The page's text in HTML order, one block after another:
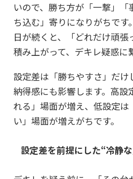
いので、勝ち方が「一撃」「
ち込む」寄りになりがちです
日が続くと、「どれだけ頑張
積み上がって、デキレ疑惑に
設定差は「勝ちやすさ」だけ
納得感にも影響します。高設
れる」場面が増え、低設定は
い」場面が増えがちです。
設定差を前提にした“冷静